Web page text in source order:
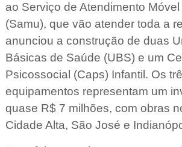
ao Serviço de Atendimento
(Samu), que vão atender toda a
anunciou a construção de duas
Básicas de Saúde (UBS) e um
Psicossocial (Caps) Infantil. Os
equipamentos representam um
quase R$ 7 milhões, com obras
Cidade Alta, São José e